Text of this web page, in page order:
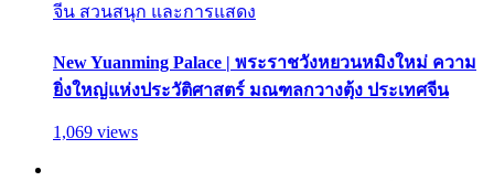
จีน สวนสนุก และการแสดง
New Yuanming Palace | พระราชวังหยวนหมิงใหม่ ความ
ยิ่งใหญ่แห่งประวัติศาสตร์ มณฑลกวางตุ้ง ประเทศจีน
1,069 views